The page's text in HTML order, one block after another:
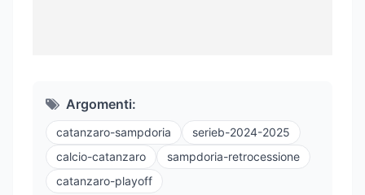
Argomenti:
catanzaro-sampdoria
serieb-2024-2025
calcio-catanzaro
sampdoria-retrocessione
catanzaro-playoff